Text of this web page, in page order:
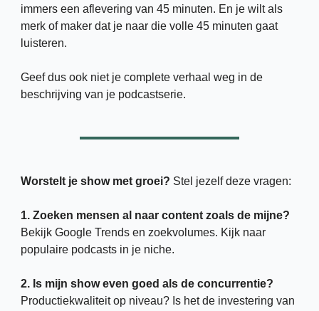
immers een aflevering van 45 minuten. En je wilt als
merk of maker dat je naar die volle 45 minuten gaat
luisteren.
Geef dus ook niet je complete verhaal weg in de
beschrijving van je podcastserie.
Worstelt je show met groei? Stel jezelf deze vragen:
1. Zoeken mensen al naar content zoals de mijne?
Bekijk Google Trends en zoekvolumes. Kijk naar
populaire podcasts in je niche.
2. Is mijn show even goed als de concurrentie?
Productiekwaliteit op niveau? Is het de investering van